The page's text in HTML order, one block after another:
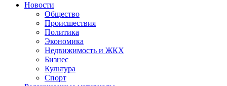
Новости
Общество
Происшествия
Политика
Экономика
Недвижимость и ЖКХ
Бизнес
Культура
Спорт